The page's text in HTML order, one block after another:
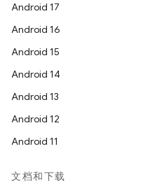
Android 17
Android 16
Android 15
Android 14
Android 13
Android 12
Android 11
文档和下载